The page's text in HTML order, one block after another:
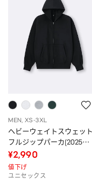
MEN, XS-3XL
ヘビーウェイトスウェット
フルジップパーカ(2025年
度冬商品)
¥2,990
値下げ
ユニセックス